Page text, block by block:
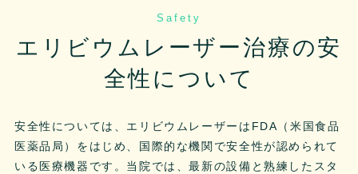
Safety
エリビウムレーザー治療の安
全性について
安全性については、エリビウムレーザーはFDA（米国食品
医薬品局）をはじめ、国際的な機関で安全性が認められて
いる医療機器です。当院では、最新の設備と熟練したスタ